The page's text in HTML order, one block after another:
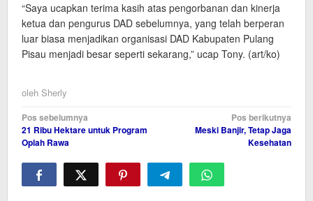
“Saya ucapkan terima kasih atas pengorbanan dan kinerja
ketua dan pengurus DAD sebelumnya, yang telah berperan
luar biasa menjadikan organisasi DAD Kabupaten Pulang
Pisau menjadi besar seperti sekarang,” ucap Tony. (art/ko)
oleh Sherly
Navigasi
pos
Pos sebelumnya
21 Ribu Hektare untuk Program
Oplah Rawa
Pos berikutnya
Meski Banjir, Tetap Jaga
Kesehatan